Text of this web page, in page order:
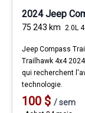
2024 Jeep
75 243 km 2.0L
Jeep Compass
Trailhawk 4x4
qui recherchent
technologie.
100 $ /sem